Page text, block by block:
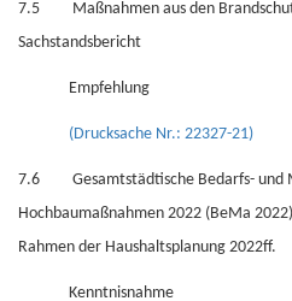
7.5 Maßnahmen aus den
Sachstandsbericht
Empfehlung
(Drucksache Nr.: 22327-21)
7.6 Gesamtstädtische Bedarfs- und
Hochbaumaßnahmen 2022 (BeMa
Rahmen der Haushaltsplanung 2022ff.
Kenntnisnahme